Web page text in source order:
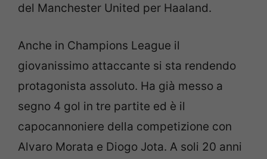
del Manchester United per Haaland.
Anche in Champions League il
giovanissimo attaccante si sta rendendo
protagonista assoluto. Ha già messo a
segno 4 gol in tre partite ed è il
capocannoniere della competizione con
Alvaro Morata e Diogo Jota. A soli 20 anni